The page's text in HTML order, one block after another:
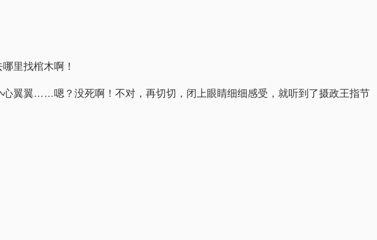
里找棺木啊！
翼翼……嗯？没死啊！不对，再切切，闭上眼睛细细感受，就听到了摄政王指节